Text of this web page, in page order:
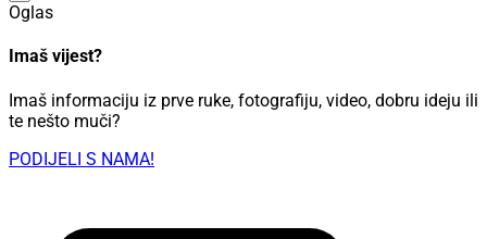
Oglas
Imaš vijest?
Imaš informaciju iz prve ruke, fotografiju, video, dobru ideju ili
te nešto muči?
PODIJELI S NAMA!